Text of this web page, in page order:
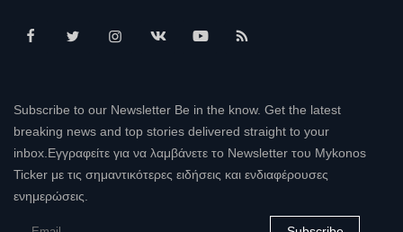
Subscribe to our Newsletter Be in the know. Get the latest
breaking news and top stories delivered straight to your
inbox.Εγγραφείτε για να λαμβάνετε το Newsletter του Mykonos
Ticker με τις σημαντικότερες ειδήσεις και ενδιαφέρουσες
ενημερώσεις.